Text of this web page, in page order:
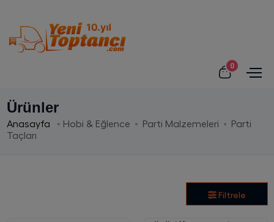
0
Ürünler
Anasayfa Hobi & Eğlence Parti Malzemeleri
Parti
Taçları
Filtrele